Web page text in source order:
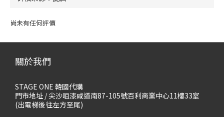
尚未有任何評價
關於我們
STAGE ONE 韓國代購
門市地址 / 尖沙咀漆咸道南87-105號百利商業中心11樓33室
(出電梯後往左方至尾)